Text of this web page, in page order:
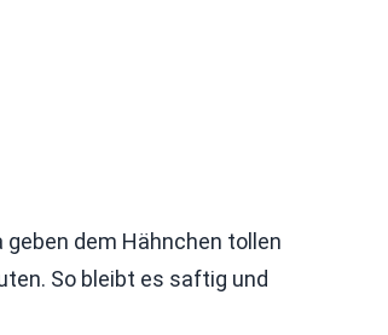
geben dem Hähnchen tollen
So bleibt es saftig und